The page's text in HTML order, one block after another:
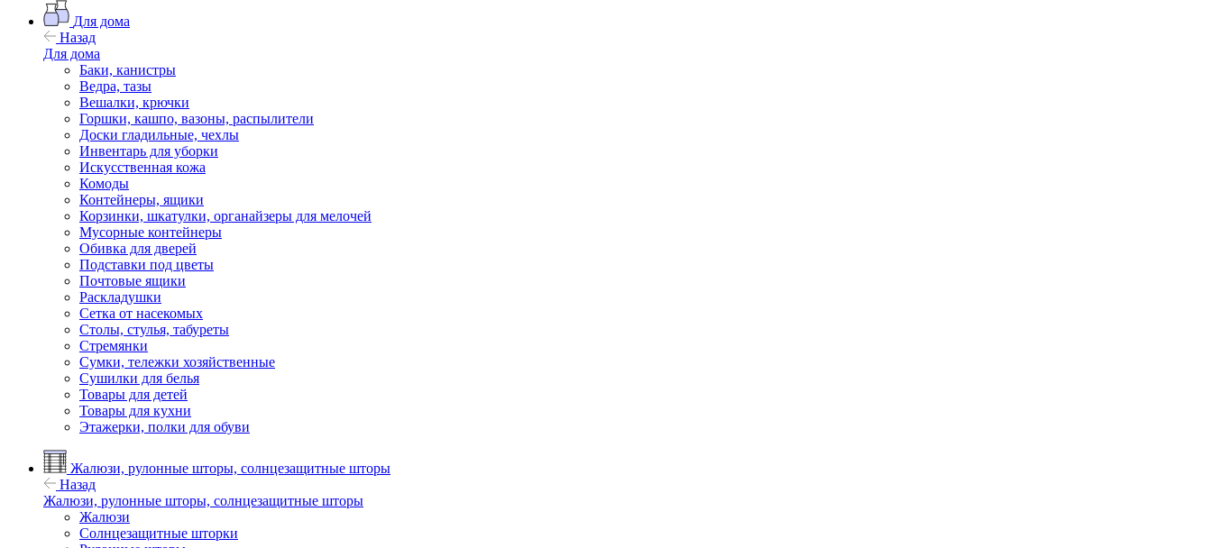
Для дома
Назад
Для дома
Баки, канистры
Ведра, тазы
Вешалки, крючки
Горшки, кашпо, вазоны, распылители
Доски гладильные, чехлы
Инвентарь для уборки
Искусственная кожа
Комоды
Контейнеры, ящики
Корзинки, шкатулки, органайзеры для мелочей
Мусорные контейнеры
Обивка для дверей
Подставки под цветы
Почтовые ящики
Раскладушки
Сетка от насекомых
Столы, стулья, табуреты
Стремянки
Сумки, тележки хозяйственные
Сушилки для белья
Товары для детей
Товары для кухни
Этажерки, полки для обуви
Жалюзи, рулонные шторы, солнцезащитные шторы
Назад
Жалюзи, рулонные шторы, солнцезащитные шторы
Жалюзи
Солнцезащитные шторки